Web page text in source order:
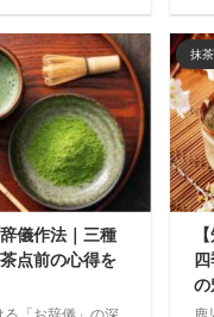
化の歴史と健康効
中国から伝わり独
遂げた抹茶の魅力
も通じる「養生の
ての価値を探りま
美
成
「
思
味
紐
儀作法｜三種
点前の心得を
抹茶
の